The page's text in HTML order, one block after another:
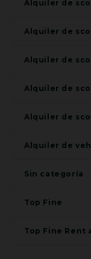
Alquiler de
Alquiler de
Alquiler de
Alquiler de
Alquiler de
Alquiler de
Sin categoría
Top Fine
Top Fine Rent